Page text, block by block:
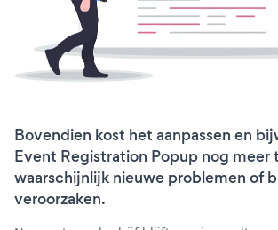
Bovendien kost het aanpassen en
Event Registration Popup nog meer
waarschijnlijk nieuwe problemen of
veroorzaken.